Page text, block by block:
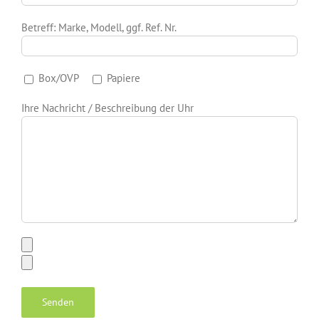
Betreff: Marke, Modell, ggf. Ref. Nr.
Box/OVP Papiere
Ihre Nachricht / Beschreibung der Uhr